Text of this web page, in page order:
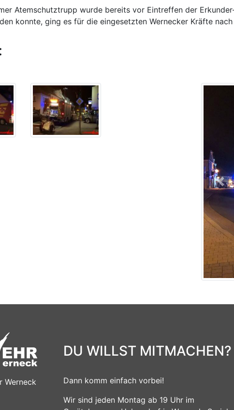
Atemschutztrupp wurde bereits vor Eintreffen der
konnte, ging es für die eingesetzten Wernecker Kräfte
Werneck
DU WILLST MITMACHEN?
Dann komm einfach vorbei!
Wir sind jeden Montag ab 19 Uhr im